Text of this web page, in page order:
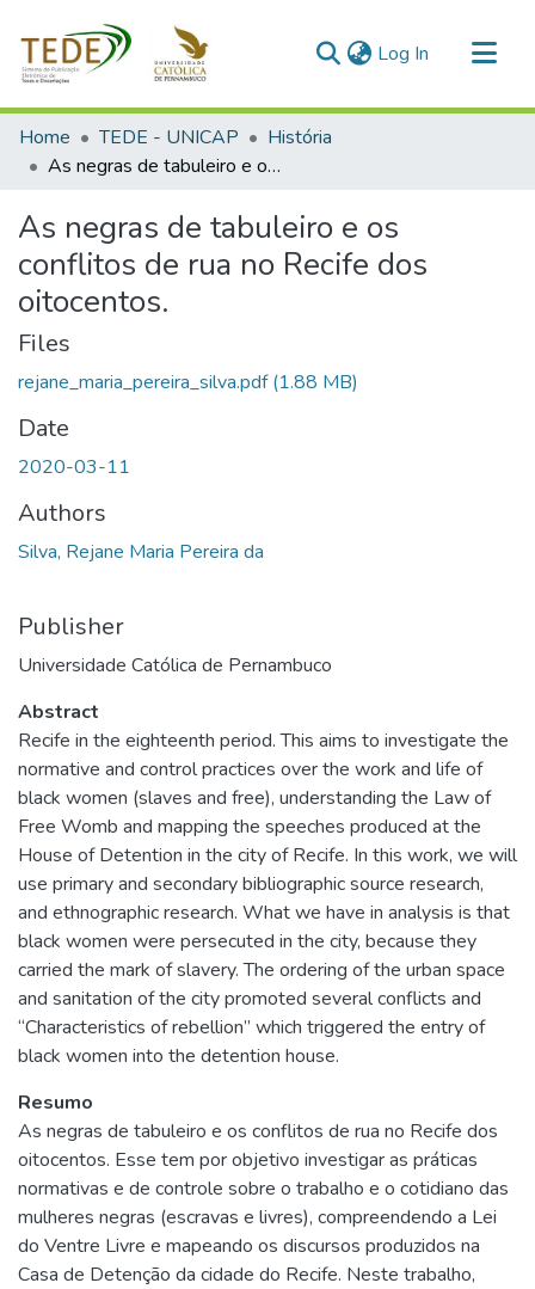
Log In (current)
Communities & Collections
All of DSpace
Home TEDE - UNICAP
História
As negras de tabuleiro e os conflitos de rua no Recife dos oitocentos.
As negras de tabuleiro e os
conflitos de rua no Recife dos
oitocentos.
Files
rejane_maria_pereira_silva.pdf(1.88 MB)
Date
2020-03-11
Authors
Silva, Rejane Maria Pereira da
Publisher
Universidade Católica de Pernambuco
Abstract
Recife in the eighteenth period. This aims to investigate the
normative and control practices over the work and life of
black women (slaves and free), understanding the Law of
Free Womb and mapping the speeches produced at the
House of Detention in the city of Recife. In this work, we will
use primary and secondary bibliographic source research,
and ethnographic research. What we have in analysis is that
black women were persecuted in the city, because they
carried the mark of slavery. The ordering of the urban space
and sanitation of the city promoted several conflicts and
“Characteristics of rebellion” which triggered the entry of
black women into the detention house.
Resumo
As negras de tabuleiro e os conflitos de rua no Recife dos
oitocentos. Esse tem por objetivo investigar as práticas
normativas e de controle sobre o trabalho e o cotidiano das
mulheres negras (escravas e livres), compreendendo a Lei
do Ventre Livre e mapeando os discursos produzidos na
Casa de Detenção da cidade do Recife. Neste trabalho,